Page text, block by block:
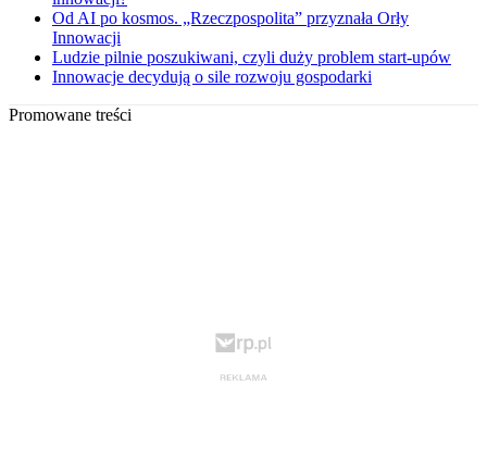
Od AI po kosmos. „Rzeczpospolita” przyznała Orły
Innowacji
Ludzie pilnie poszukiwani, czyli duży problem start-upów
Innowacje decydują o sile rozwoju gospodarki
Promowane treści